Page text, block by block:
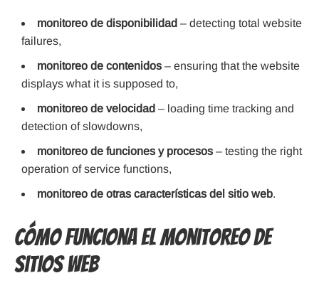
monitoreo de disponibilidad – detecting total website
failures,
monitoreo de contenidos – ensuring that the website
displays what it is supposed to,
monitoreo de velocidad – loading time tracking and
detection of slowdowns,
monitoreo de funciones y procesos – testing the right
operation of service functions,
monitoreo de otras características del sitio web.
Cómo funciona el Monitoreo de
Sitios Web